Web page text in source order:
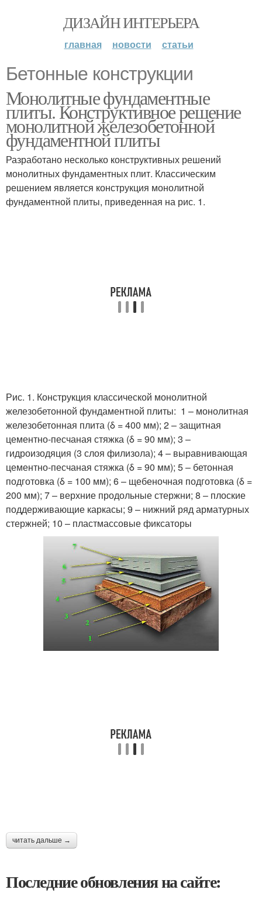
ДИЗАЙН ИНТЕРЬЕРА
главная новости статьи
Бетонные конструкции
Монолитные фундаментные
плиты. Конструктивное решение
монолитной железобетонной
фундаментной плиты
Разработано несколько конструктивных решений
монолитных фундаментных плит. Классическим
решением является конструкция монолитной
фундаментной плиты, приведенная на рис. 1.
Рис. 1. Конструкция классической монолитной
железобетонной фундаментной плиты: 1 – монолитная
железобетонная плита (δ = 400 мм); 2 – защитная
цементно-песчаная стяжка (δ = 90 мм); 3 –
гидроизодяция (3 слоя филизола); 4 – выравнивающая
цементно-песчаная стяжка (δ = 90 мм); 5 – бетонная
подготовка (δ = 100 мм); 6 – щебеночная подготовка (δ =
200 мм); 7 – верхние продольные стержни; 8 – плоские
поддерживающие каркасы; 9 – нижний ряд арматурных
стержней; 10 – пластмассовые фиксаторы
читать дальше →
Последние обновления на сайте: